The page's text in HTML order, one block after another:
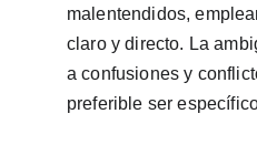
malentendidos,
claro y directo. La
a confusiones y
preferible ser